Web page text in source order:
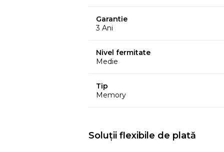
Durabilitate
Mod de ambalare
Fermitate
Garantie
3 Ani
Nivel fermitate
Medie
Tip
Memory
Soluții flexibile de plată